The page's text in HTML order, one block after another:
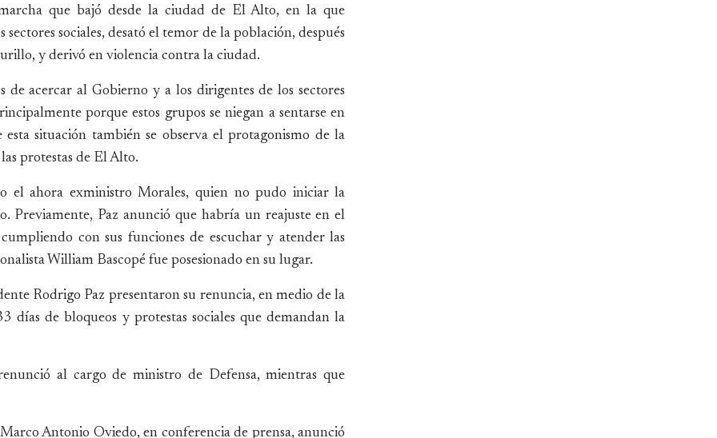
que bajó desde la ciudad de El Alto, en la que
sociales, desató el temor de la población, después
y derivó en violencia contra la ciudad.
de acercar al Gobierno y a los dirigentes de los sectores
porque estos grupos se niegan a sentarse en
situación también se observa el protagonismo de la
protestas de El Alto.
el ahora exministro Morales, quien no pudo iniciar la
Previamente, Paz anunció que habría un reajuste en el
con sus funciones de escuchar y atender las
William Bascopé fue posesionado en su lugar.
Rodrigo Paz presentaron su renuncia, en medio de la
días de bloqueos y protestas sociales que demandan la
al cargo de ministro de Defensa, mientras que
Antonio Oviedo, en conferencia de prensa, anunció